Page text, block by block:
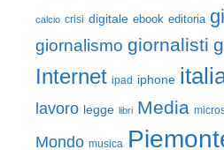
calcio crisi digitale ebook editoria
giornalismo giornalisti
Internet ipad iphone
lavoro legge libri Media
Mondo musica